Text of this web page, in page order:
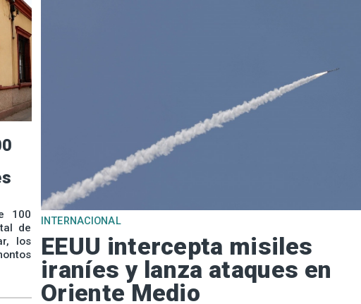
100
de
los
INTERNACIONAL
EEUU intercepta misiles
iraníes y lanza ataques en
Oriente Medio